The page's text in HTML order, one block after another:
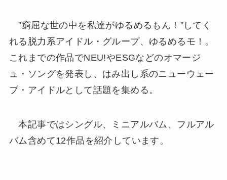
”窮屈な世の中を私達がゆるめるもん！”してく
れる脱力系アイドル・グループ、ゆるめるモ！。
これまでの作品でNEU!やESGなどのオマージ
ュ・ソングを発表し、はみ出し系のニューウェー
ブ・アイドルとして話題を集める。
本記事ではシングル、ミニアルバム、フルアル
バム含めて12作品を紹介しています。